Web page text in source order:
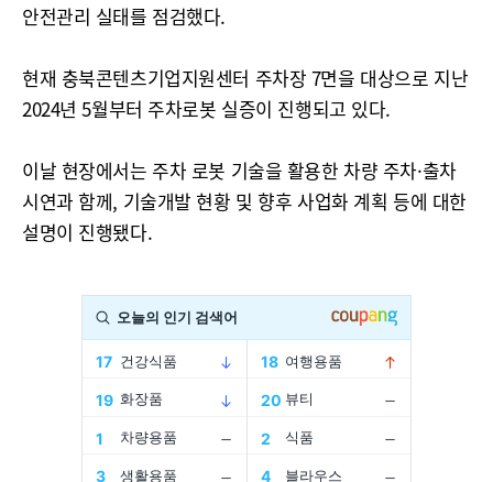
안전관리 실태를 점검했다.
현재 충북콘텐츠기업지원센터 주차장 7면을 대상으로 지난
2024년 5월부터 주차로봇 실증이 진행되고 있다.
이날 현장에서는 주차 로봇 기술을 활용한 차량 주차·출차
시연과 함께, 기술개발 현황 및 향후 사업화 계획 등에 대한
설명이 진행됐다.